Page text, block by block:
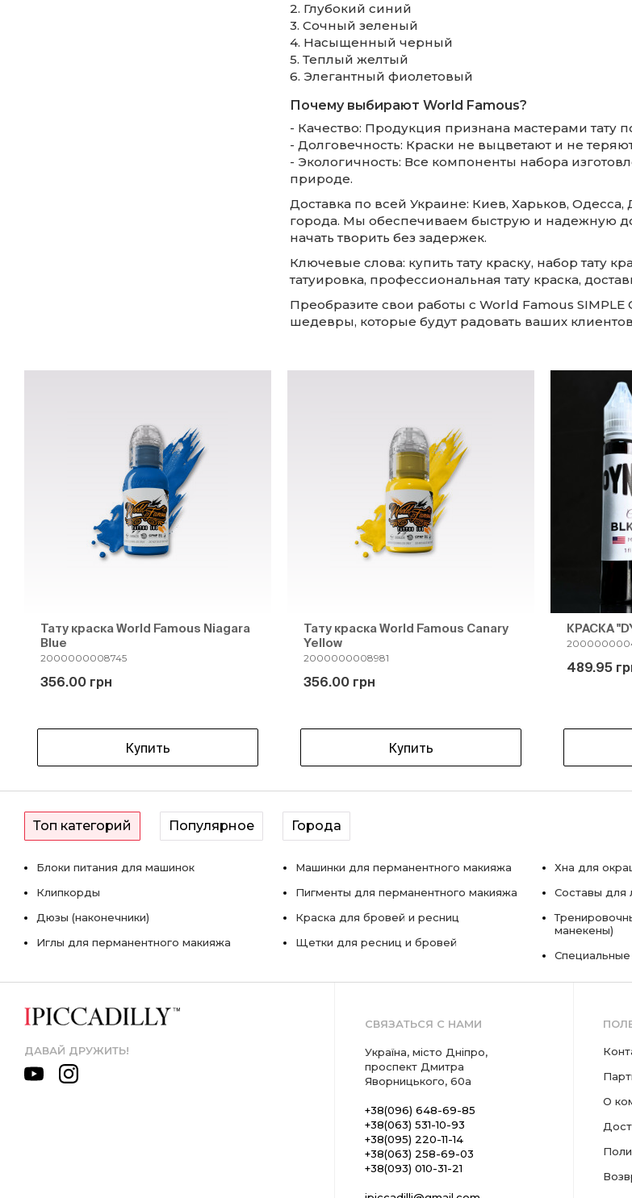
2. Глубокий синий
3. Сочный зеленый
4. Насыщенный черный
5. Теплый желтый
6. Элегантный фиолетовый
Почему выбирают World Famous?
- Качество: Продукция признана мастерами тату
- Долговечность: Краски не выцветают и не
- Экологичность: Все компоненты набора
природе.
Доставка по всей Украине: Киев, Харьков,
города. Мы обеспечиваем быструю и надежную
начать творить без задержек.
Ключевые слова: купить тату краску, набор тату
татуировка, профессиональная тату краска,
Преобразите свои работы с World Famous SIMPLE
шедевры, которые будут радовать ваших
Тату краска World Famous Niagara
Blue
2000000008745
356.00 грн
Купить
Тату краска World Famous Canary
Yellow
2000000008981
356.00 грн
Купить
КРАСКА
489.95
Топ категорий Популярное Города
Блоки питания для машинок
Клипкорды
Дюзы (наконечники)
Иглы для перманентного макияжа
Машинки для перманентного макияжа
Пигменты для перманентного макияжа
Краска для бровей и ресниц
Щетки для ресниц и бровей
Хна для
Составы для
манекены)
ДАВАЙ ДРУЖИТЬ!
СВЯЗАТЬСЯ С НАМИ
Україна, місто Дніпро,
проспект Дмитра
Яворницького, 60а
+38(096) 648-69-85
+38(063) 531-10-93
+38(095) 220-11-14
+38(063) 258-69-03
+38(093) 010-31-21
О